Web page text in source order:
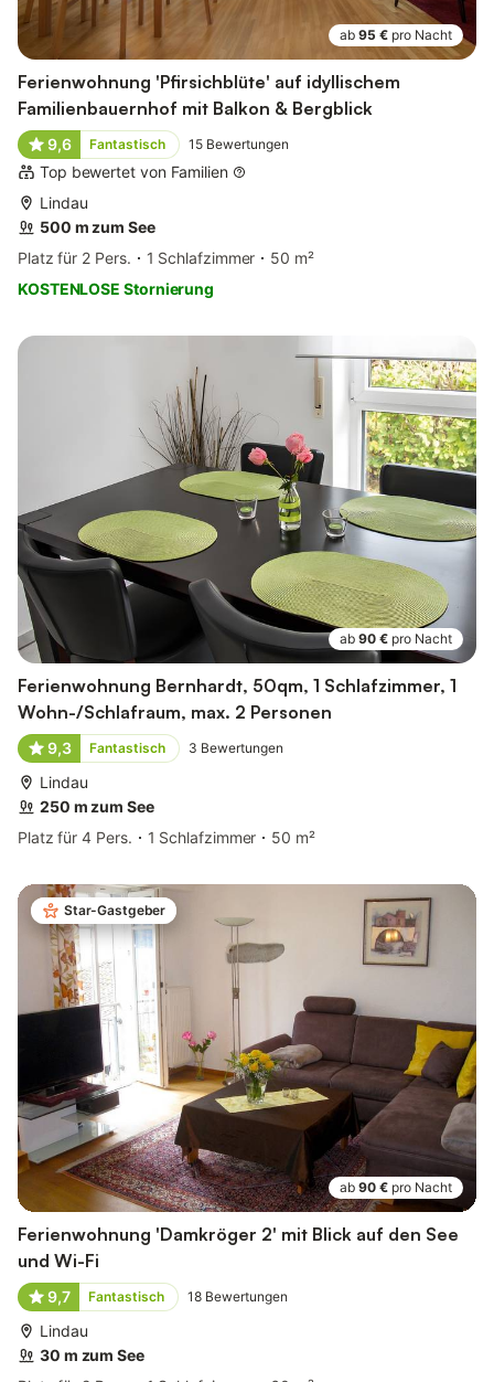
ab 95 € pro Nacht
Ferienwohnung 'Pfirsichblüte' auf idyllischem
Familienbauernhof mit Balkon & Bergblick
9,6 Fantastisch 15 Bewertungen
Top bewertet von Familien
Lindau
500 m zum See
Platz für 2 Pers.
1 Schlafzimmer
50 m²
KOSTENLOSE Stornierung
ab 90 € pro Nacht
Ferienwohnung Bernhardt, 50qm, 1 Schlafzimmer, 1
Wohn-/Schlafraum, max. 2 Personen
9,3 Fantastisch 3 Bewertungen
Lindau
250 m zum See
Platz für 4 Pers.
1 Schlafzimmer 50 m²
Star-Gastgeber
ab 90 € pro Nacht
Ferienwohnung 'Damkröger 2' mit Blick auf den See
und Wi-Fi
9,7 Fantastisch 18 Bewertungen
Lindau
30 m zum See